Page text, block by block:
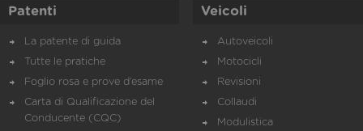
Patenti
La patente di guida
Tutte le pratiche
Foglio rosa e prove d’esame
Carta di Qualificazione del
Conducente (CQC)
Veicoli
Autoveicoli
Motocicli
Revisioni
Collaudi
Modulistica